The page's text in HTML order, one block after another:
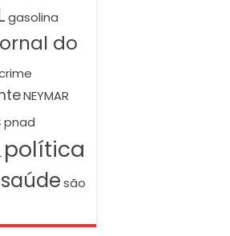
gasolina
do
NEYMAR
pnad
política
saúdesão